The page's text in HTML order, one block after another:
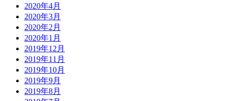
2020年4月
2020年3月
2020年2月
2020年1月
2019年12月
2019年11月
2019年10月
2019年9月
2019年8月